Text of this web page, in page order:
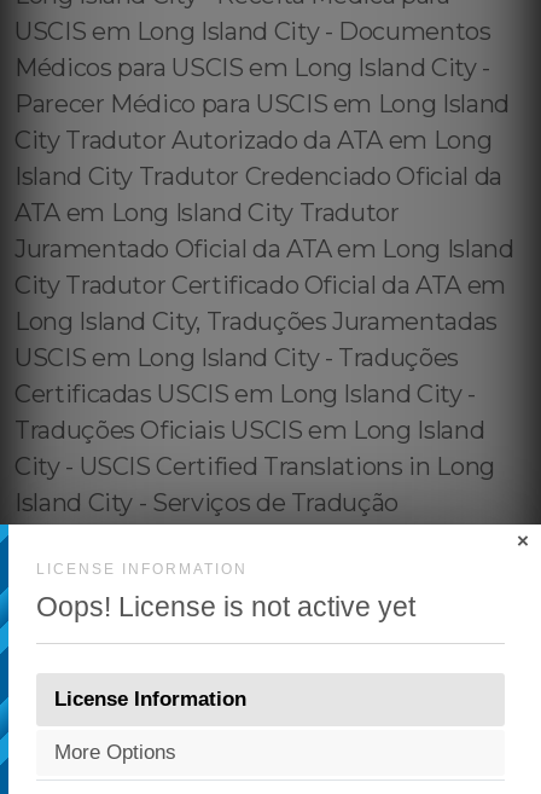
LICENSE INFORMATION
Oops! License is not active yet
×
License Information
More Options